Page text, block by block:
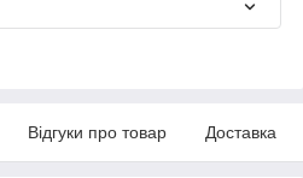
Відгуки про товар Доставка